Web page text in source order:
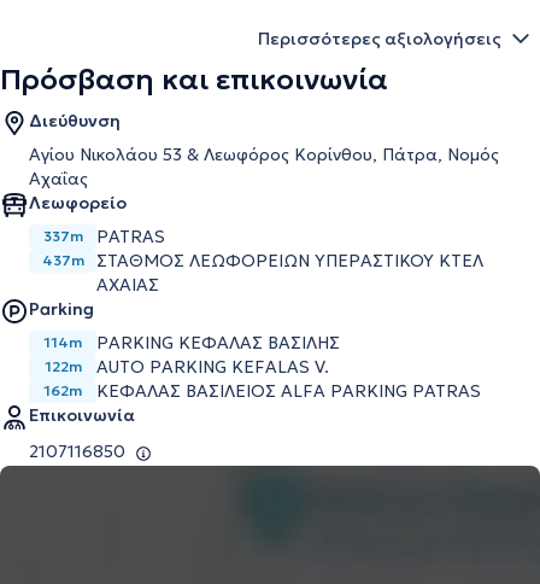
Περισσότερες αξιολογήσεις
Πρόσβαση και επικοινωνία
Διεύθυνση
Αγίου Νικολάου 53 & Λεωφόρος Κορίνθου, Πάτρα, Νομός
Αχαΐας
Λεωφορείο
337m PATRAS
437m
ΣΤΑΘΜΟΣ ΛΕΩΦΟΡΕΙΩΝ ΥΠΕΡΑΣΤΙΚΟΥ ΚΤΕΛ
ΑΧΑΙΑΣ
Parking
114m PARKING ΚΕΦΑΛΑΣ ΒΑΣΙΛΗΣ
122m AUTO PARKING KEFALAS V.
162m
ΚΕΦΑΛΑΣ ΒΑΣΙΛΕΙΟΣ ALFA PARKING PATRAS
Επικοινωνία
2107116850